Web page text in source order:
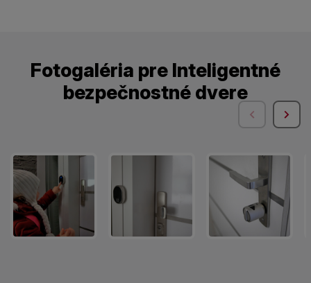
Fotogaléria pre Inteligentné
bezpečnostné dvere